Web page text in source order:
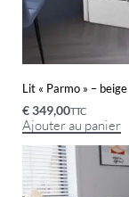
Lit « Parmo » – beige
€349,00TTC
Ajouter au panier